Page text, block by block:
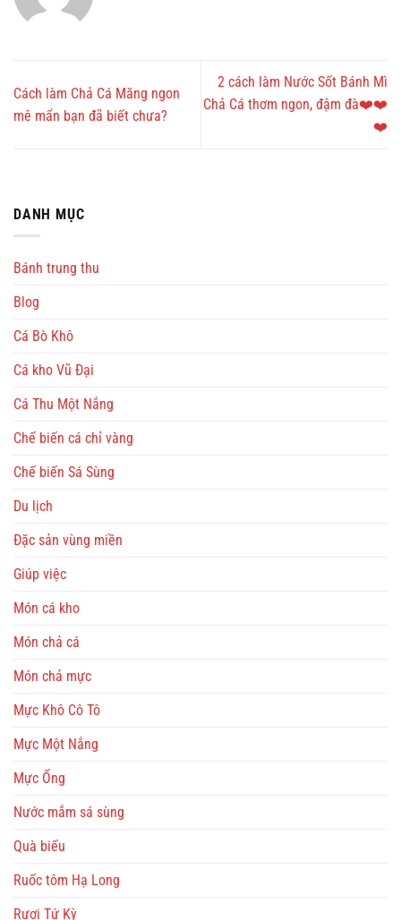
Cách làm Chả Cá Măng ngon
mê mẩn bạn đã biết chưa?
2 cách làm Nước Sốt Bánh Mì
Chả Cá thơm ngon, đậm đà❤️❤️
❤️
DANH MỤC
Bánh trung thu
Blog
Cá Bò Khô
Cá kho Vũ Đại
Cá Thu Một Nắng
Chế biến cá chỉ vàng
Chế biến Sá Sùng
Du lịch
Đặc sản vùng miền
Giúp việc
Món cá kho
Món chả cá
Món chả mực
Mực Khô Cô Tô
Mực Một Nắng
Mực Ống
Nước mắm sá sùng
Quà biếu
Ruốc tôm Hạ Long
Rươi Tứ Kỳ